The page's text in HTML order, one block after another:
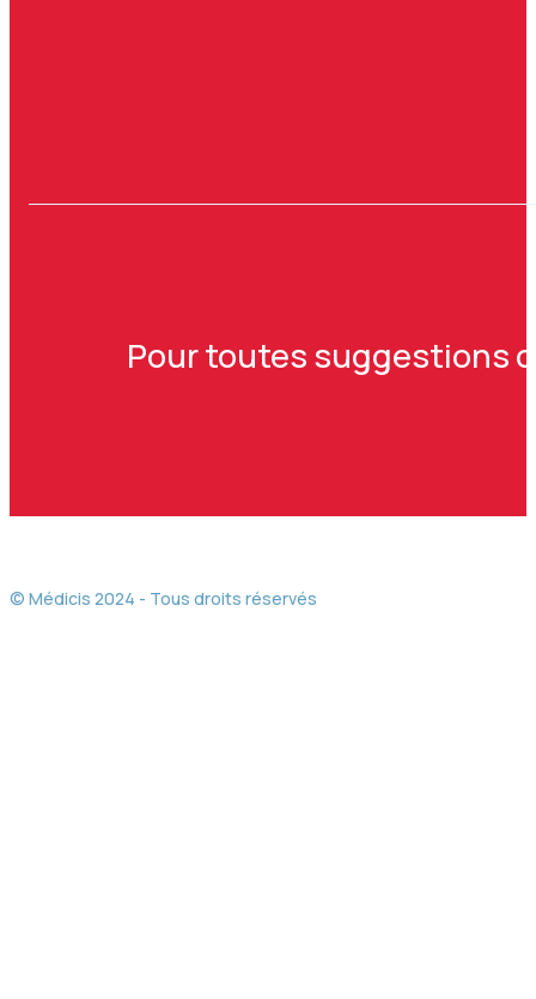
Pour toutes suggestions
© Médicis 2024 - Tous droits réservés